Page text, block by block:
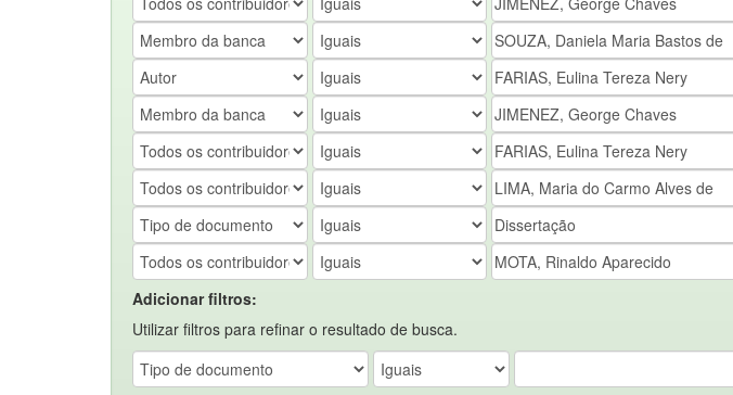
Adicionar filtros:
Utilizar filtros para refinar o resultado de busca.